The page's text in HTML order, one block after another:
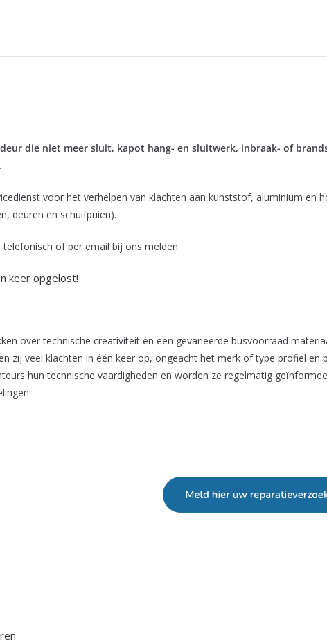
die niet meer sluit, kapot hang- en sluitwerk, inbraak- of
voor het verhelpen van klachten aan kunststof, aluminium en
deuren en schuifpuien).
of per email bij ons melden.
keer opgelost!
over technische creativiteit én een gevarieerde busvoorraad
zij veel klachten in één keer op, ongeacht het merk of type profiel en
hun technische vaardigheden en worden ze regelmatig